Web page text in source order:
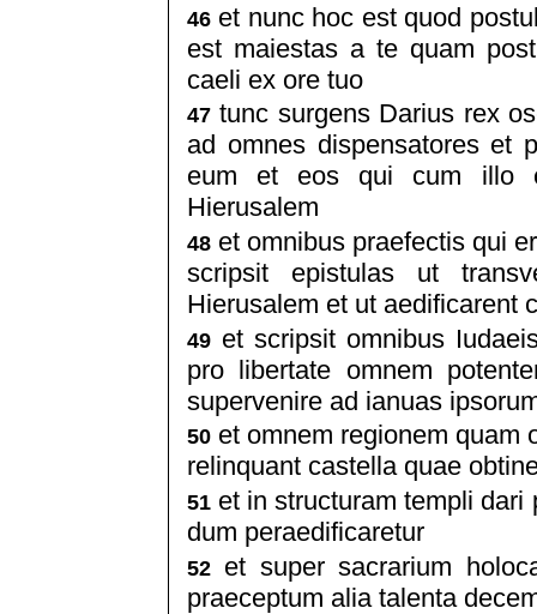
46 et nunc hoc est quod
est maiestas a te quam
caeli ex ore tuo
47 tunc surgens Darius rex
ad omnes dispensatores et
eum et eos qui cum illo
Hierusalem
48 et omnibus praefectis qui
scripsit epistulas ut
Hierusalem et ut aedificarent
49 et scripsit omnibus
pro libertate omnem
supervenire ad ianuas
50 et omnem regionem quam
relinquant castella quae
51 et in structuram templi
dum peraedificaretur
52 et super sacrarium
praeceptum alia talenta